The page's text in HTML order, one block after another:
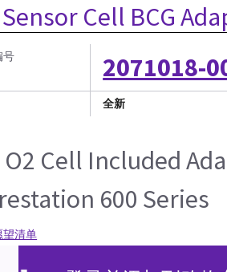
Sensor Cell BCG
号 2071018-
全新
Cell Included
600 Series
望清单